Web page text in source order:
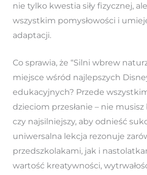
nie tylko kwestia siły fizycznej,
wszystkim pomysłowości i
adaptacji.
Co sprawia, że “Silni wbrew
miejsce wśród najlepszych
edukacyjnych? Przede
dzieciom przesłanie – nie
czy najsilniejszy, aby odnieść
uniwersalna lekcja rezonuje
przedszkolakami, jak i
wartość kreatywności,